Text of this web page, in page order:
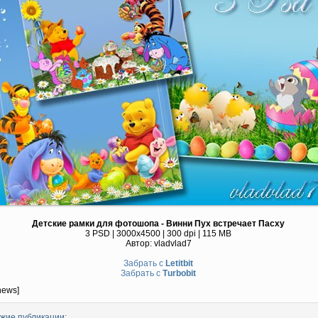
Детские рамки для фотошопа - Винни Пух встречает Пасху
3 PSD | 3000х4500 | 300 dpi | 115 MB
Автор: vladvlad7
Забрать с Letitbit
Забрать с Тurbobit